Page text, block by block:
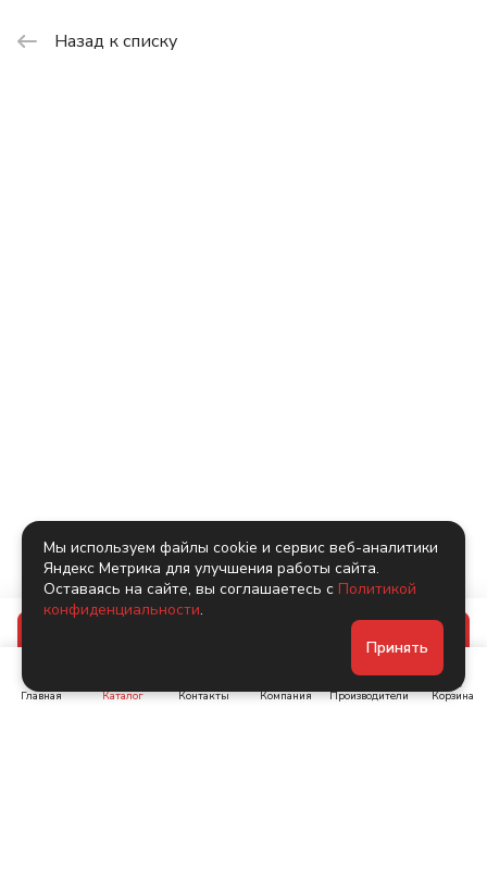
Назад к списку
Главная Каталог Контакты Компания Производители Корзина
Мы используем файлы cookie и сервис веб-аналитики
Яндекс Метрика для улучшения работы сайта.
Оставаясь на сайте, вы соглашаетесь с Политикой
конфиденциальности.
Принять